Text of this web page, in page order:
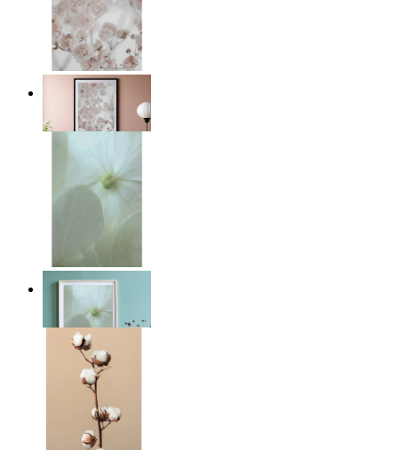
Light Pink Flowers
Ab
14,95 €
Whispered Light
14,95 €